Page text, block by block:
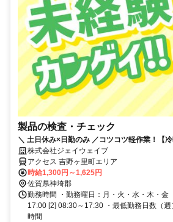
製品の検査・チェック
＼ 土日休み×日勤のみ ／コツコツ軽作業！【
OK】大型連休もあり！履歴書不要♪即レスで
株式会社ジェイウェイブ
アクセス 吉野ヶ里町エリア
時給1,300円～1,625円
佐賀県神埼郡
勤務時間 ・勤務曜日：月・火・水・木・金
17:00 [2] 08:30～17:30 ・最低勤務日数（
時間